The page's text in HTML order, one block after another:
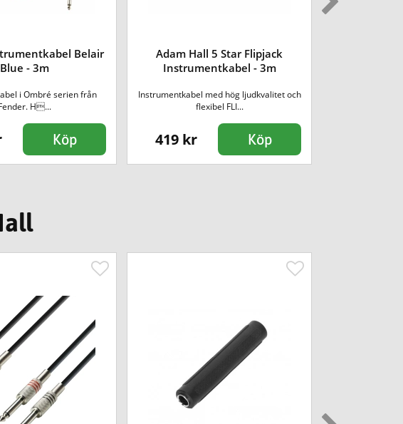
Belair
Blue - 3m
i Ombré serien från
H...
Köp
Adam Hall 5 Star Flipjack
Instrumentkabel - 3m
Instrumentkabel med hög ljudkvalitet och
flexibel FLI...
419 kr Köp